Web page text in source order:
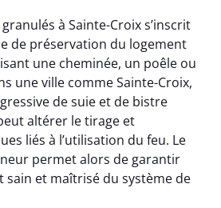
à Sainte-Croix s’inscrit
de préservation du logement
une cheminée, un poêle ou
une ville comme Sainte-Croix,
de suie et de bistre
altérer le tirage et
liés à l’utilisation du feu. Le
permet alors de garantir
et maîtrisé du système de